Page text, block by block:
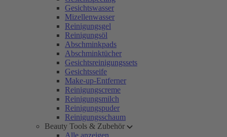
Gesichtswasser
Mizellenwasser
Reinigungsgel
Reinigungsöl
Abschminkpads
Abschminktücher
Gesichtsreinigungssets
Gesichtsseife
Make-up-Entferner
Reinigungscreme
Reinigungsmilch
Reinigungspuder
Reinigungsschaum
Beauty Tools & Zubehör
Alle anzeigen